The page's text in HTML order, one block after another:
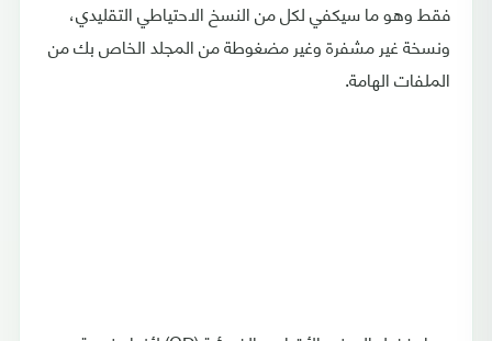
فقط وهو ما سيكفي لكل من النسخ الاحتياطي التقليدي،
ونسخة غير مشفرة وغير مضغوطة من المجلد الخاص بك من
الملفات الهامة.